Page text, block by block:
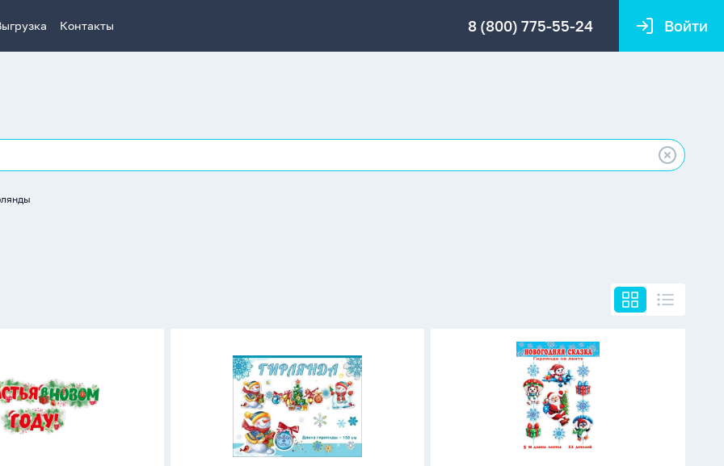
Контакты 8 (800) 775-55-24 Войти
"Новогодняя